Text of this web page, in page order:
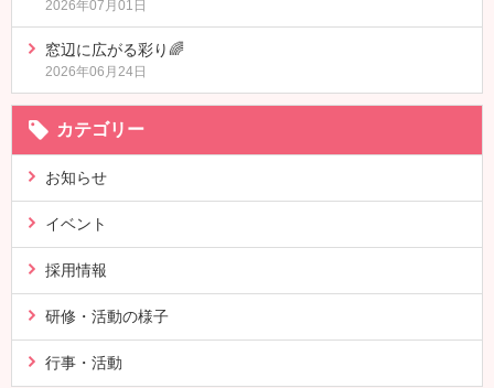
2026年07月01日
窓辺に広がる彩り🌈
2026年06月24日
カテゴリー
お知らせ
イベント
採用情報
研修・活動の様子
行事・活動